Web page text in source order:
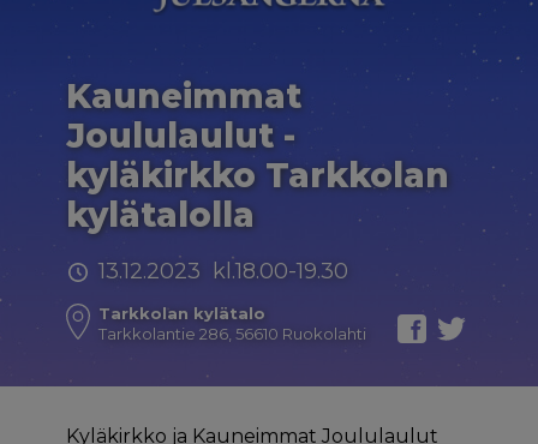
Kauneimmat
Joululaulut -
kyläkirkko Tarkkolan
kylätalolla
13.12.2023 kl.18.00-19.30
Tarkkolan kylätalo
Tarkkolantie 286, 56610 Ruokolahti
Kyläkirkko ja Kauneimmat Joululaulut